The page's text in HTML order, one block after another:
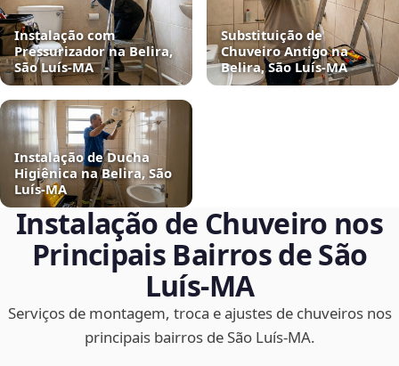
Instalação com
Pressurizador na Belira,
São Luís‑MA
Substituição de
Chuveiro Antigo na
Belira, São Luís‑MA
Instalação de Ducha
Higiênica na Belira, São
Luís‑MA
Instalação de Chuveiro nos
Principais Bairros de São
Luís‑MA
Serviços de montagem, troca e ajustes de chuveiros nos
principais bairros de São Luís‑MA.